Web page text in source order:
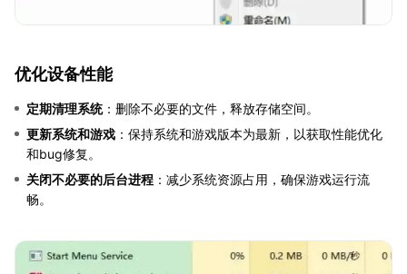
优化设备性能
定期清理系统：删除不必要的文件，释放存储空间。
更新系统和游戏 ：保持系统和游戏版本为最新，以获取性能优化
和bug修复。
关闭不必要的后台进程 ：减少系统资源占用，确保游戏运行流
畅。